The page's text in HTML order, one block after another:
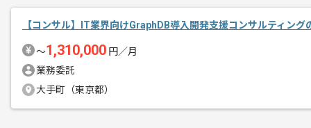
【コンサル】IT業界向けGraphDB導入開発支援コンサルティング
〜1,310,000 円／月
業務委託
大手町（東京都）